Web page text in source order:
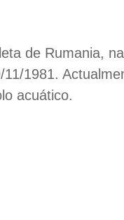
de Rumania,
11/1981.
acuático.